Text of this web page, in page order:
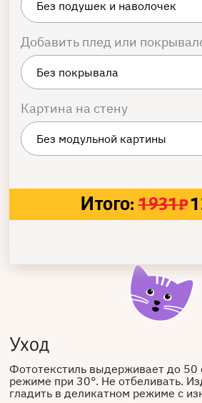
Добавить плед или
Картина на стену
Итого: 1931₽
Уход
Фототекстиль выдерживает до
режиме при 30°. Не отбеливать.
гладить в деликатном режиме с